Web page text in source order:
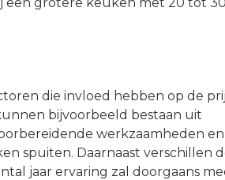
die invloed hebben op de
bijvoorbeeld bestaan uit
werkzaamheden
spuiten. Daarnaast verschillen
jaar ervaring zal doorgaans